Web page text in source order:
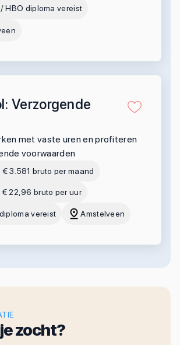
HBO diploma vereist
Verzorgende
met vaste uren en profiteren
voorwaarden
3.581 bruto per maand
22,96 bruto per uur
vereist Amstelveen
zocht?